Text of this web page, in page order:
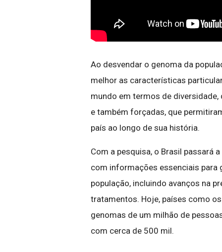
Ao desvendar o genoma da
melhor as características
mundo em termos de
e também forçadas, que
país ao longo de sua história.
Com a pesquisa, o Brasil passará
com informações essenciais para
população, incluindo avanços na
tratamentos. Hoje, países como
genomas de um milhão de
com cerca de 500 mil.